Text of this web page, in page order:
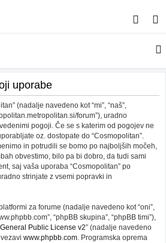
s
a
j
uporabe
(nadalje navedeno kot “mi”, “naš”,
forum”), uradno
pogoji. Če se s katerim od pogojev ne
oz. dostopate do “Cosmopolitan”.
in potrudili se bomo po najboljših močeh,
obvestimo, bilo pa bi dobro, da tudi sami
saj vaša uporaba “Cosmopolitan” po
strinjate z vsemi popravki in
za forume (nadalje navedeno kot “oni”,
“phpBB skupina”, “phpBB timi”),
Public License v2” (nadalje navedeno
www.phpbb.com. Programska oprema